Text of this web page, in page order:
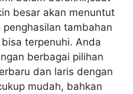
besar akan menuntut
tambahan
terpenuhi. Anda
berbagai pilihan
dan laris dengan
mudah, bahkan